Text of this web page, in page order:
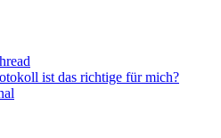
ist das richtige für mich?